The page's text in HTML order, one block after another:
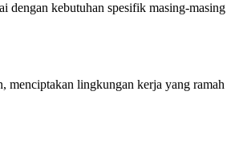
dengan kebutuhan spesifik masing-masing
menciptakan lingkungan kerja yang ramah